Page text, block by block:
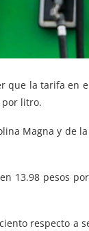
que la tarifa
por litro.
Magna y de
13.98 pesos
respecto